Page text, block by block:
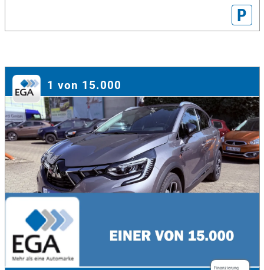
P
1 von 15.000
Finanzierung